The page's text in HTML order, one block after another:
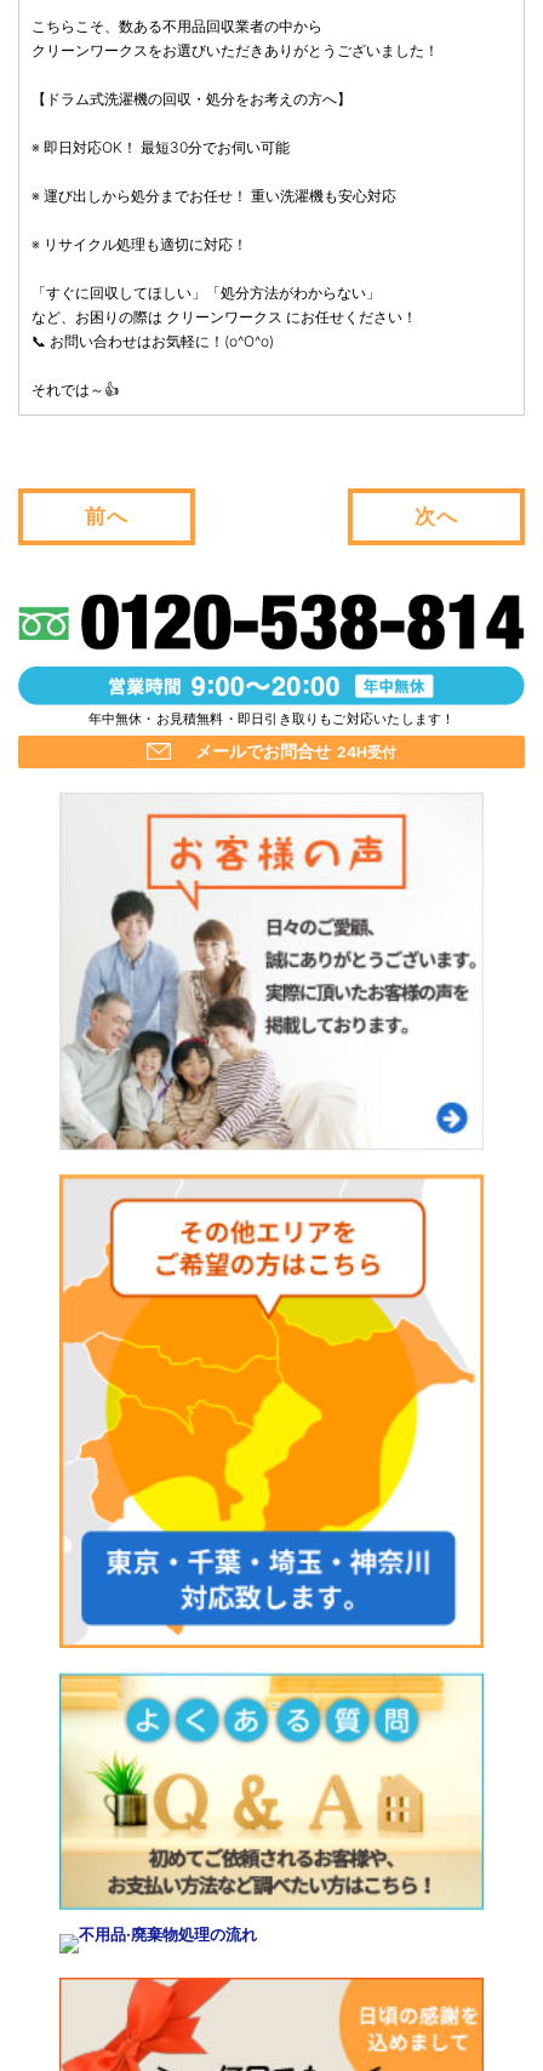
こちらこそ、数ある不用品回収業者の中から
クリーンワークスをお選びいただきありがとうございました！
【ドラム式洗濯機の回収・処分をお考えの方へ】
※ 即日対応OK！ 最短30分でお伺い可能
※ 運び出しから処分までお任せ！ 重い洗濯機も安心対応
※ リサイクル処理も適切に対応！
「すぐに回収してほしい」「処分方法がわからない」
など、お困りの際は クリーンワークス にお任せください！
📞 お問い合わせはお気軽に！(o^O^o)
それでは～👍
前へ 次へ
年中無休・お見積無料・即日引き取りもご対応いたします！
メールでお問合せ 24H受付